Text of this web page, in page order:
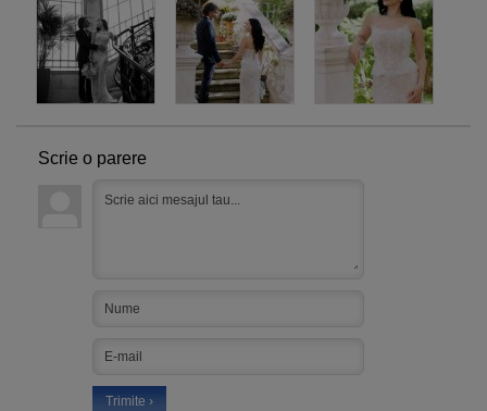
Scrie o parere